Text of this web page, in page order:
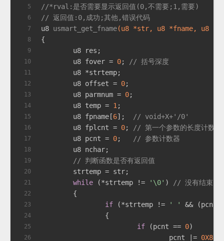
5
6
7
8
9
10
11
12
13
14
15
16
17
18
19
20
21
22
23
24
25
26
//*rval:是否需要显示返回值(0,不需要;1,需要)
// 返回值:0,成功;其他,错误代码
u8 usmart_get_fname(u8 *str, u8 *fname, u8
{
	u8 res;
	u8 fover =
0;
// 括号深度
	u8 *strtemp;
	u8 offset =
0;
	u8 parmnum =
0;
	u8 temp =
1 ;
	u8 fpname[
6];
// void+X+'/0'
	u8 fplcnt =
0;
// 第一个参数的长度计数器
	u8 pcnt =
0;
// 参数计数器
	u8 nchar;
// 判断函数是否有返回值
	strtemp = str;
while (*strtemp != '\0' )
// 没有结束
	{
if (*strtemp != ' '
&& (pcnt
		{
if (pcnt == 0)
				pcnt |=
0X80